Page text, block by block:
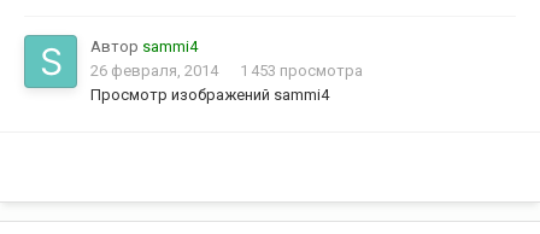
Автор sammi4
26 февраля, 2014
1 453 просмотра
Просмотр изображений sammi4